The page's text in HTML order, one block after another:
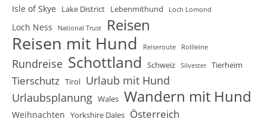
Isle of Skye Lake District Lebenmithund Loch Lomond
Loch Ness National Trust Reisen
Reisen mit Hund Reiseroute Rollleine
Rundreise Schottland Schweiz Silvester Tierheim
Tierschutz Tirol Urlaub mit Hund
Urlaubsplanung Wales Wandern mit Hund
Weihnachten Yorkshire Dales Österreich